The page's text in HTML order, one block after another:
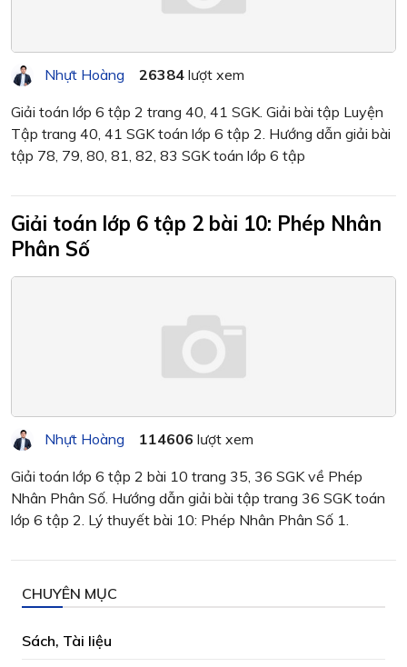
Nhựt Hoàng 26384 lượt xem
Giải toán lớp 6 tập 2 trang 40, 41 SGK. Giải bài tập Luyện
Tập trang 40, 41 SGK toán lớp 6 tập 2. Hướng dẫn giải bài
tập 78, 79, 80, 81, 82, 83 SGK toán lớp 6 tập
Giải toán lớp 6 tập 2 bài 10: Phép Nhân
Phân Số
Nhựt Hoàng 114606 lượt xem
Giải toán lớp 6 tập 2 bài 10 trang 35, 36 SGK về Phép
Nhân Phân Số. Hướng dẫn giải bài tập trang 36 SGK toán
lớp 6 tập 2. Lý thuyết bài 10: Phép Nhân Phân Số 1.
CHUYÊN MỤC
Sách, Tài liệu